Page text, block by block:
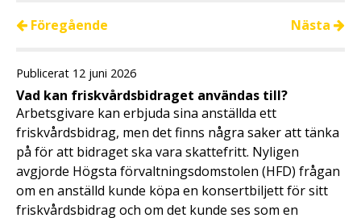
Föregående Nästa
Publicerat 12 juni 2026
Vad kan friskvårdsbidraget användas till?
Arbetsgivare kan erbjuda sina anställda ett
friskvårdsbidrag, men det finns några saker att tänka
på för att bidraget ska vara skattefritt. Nyligen
avgjorde Högsta förvaltningsdomstolen (HFD) frågan
om en anställd kunde köpa en konsertbiljett för sitt
friskvårdsbidrag och om det kunde ses som en